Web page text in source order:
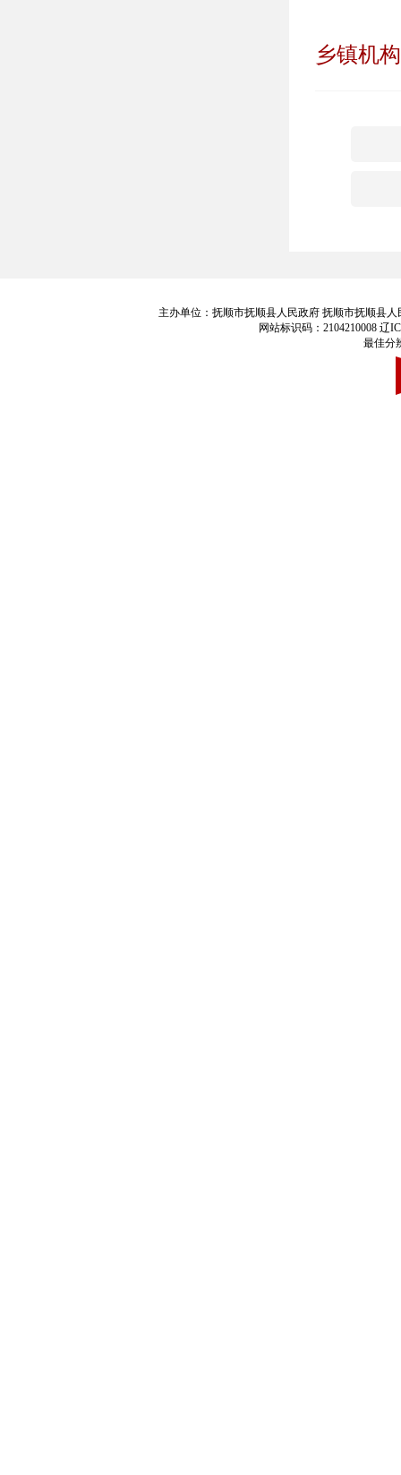
主办单位：抚顺市抚顺县人民政府 抚顺市抚顺县人
网站标识码：2104210008 辽
最佳分